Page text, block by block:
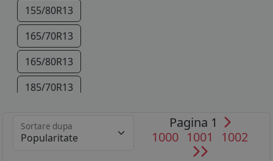
155/80R13
165/70R13
165/80R13
185/70R13
165/65R14
Sortare dupa
Pagina 1
1000 1001 1002